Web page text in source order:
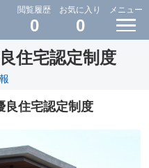
閲覧履歴
0
お気に入り
0
メニュー
住宅認定制度
良住宅認定制度